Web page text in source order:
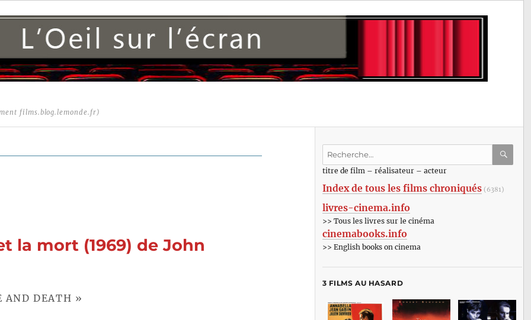
films.blog.lemonde.fr)
la mort (1969) de John
AND DEATH »
Recherche
:titre de film – réalisateur – acteur
Index de tous les films chroniqués (6381)
livres-cinema.info
>> Tous les livres sur le cinéma
cinemabooks.info
>> English books on cinema
3 FILMS AU HASARD